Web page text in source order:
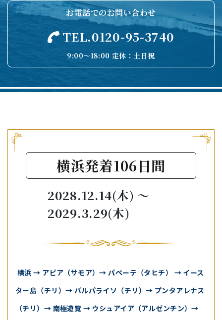
お電話でのお問い合わせ
TEL.0120-95-3740
9:00〜18:00 定休：土日祝
横浜発着106日間
2028.12.14(木) 〜
2029.3.29(木)
横浜 → アピア（サモア）→ パペーテ（タヒチ） → イース
ター島（チリ）→ バルパライソ（チリ）→ プンタアレナス
（チリ）→ 南極遊覧 → ウシュアイア（アルゼンチン）→